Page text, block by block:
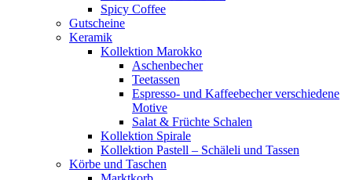
Spicy Coffee
Gutscheine
Keramik
Kollektion Marokko
Aschenbecher
Teetassen
Espresso- und Kaffeebecher verschiedene
Motive
Salat & Früchte Schalen
Kollektion Spirale
Kollektion Pastell – Schäleli und Tassen
Körbe und Taschen